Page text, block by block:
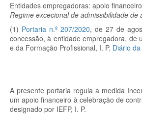
Entidades empregadoras: apoio
Regime excecional de admissibilidade de
(1) Portaria n.º 207/2020, de 27 de
concessão, à entidade empregadora, de
e da Formação Profissional, I. P. Diário
A presente portaria regula a medida
um apoio financeiro à celebração de
designado por IEFP, I. P.